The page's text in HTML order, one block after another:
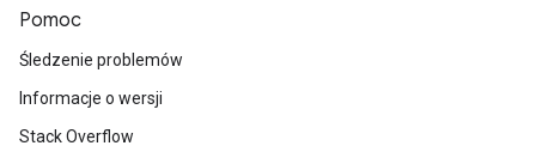
Pomoc
Śledzenie problemów
Informacje o wersji
Stack Overflow